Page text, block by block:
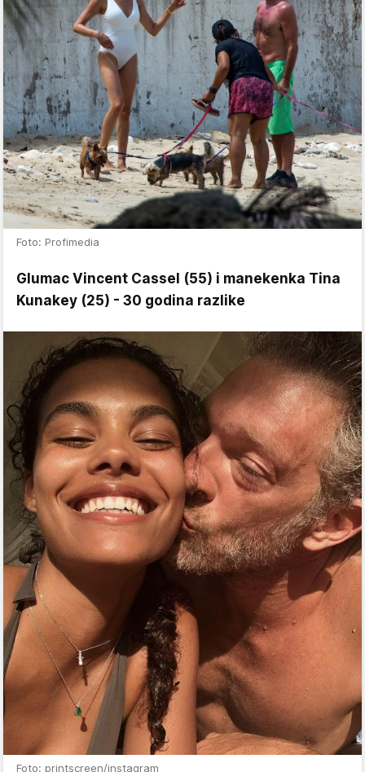
Foto: Profimedia
Glumac Vincent Cassel (55) i manekenka Tina
Kunakey (25) - 30 godina razlike
Foto: printscreen/instagram